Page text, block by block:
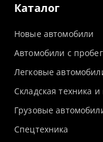
Каталог
Новые автомобили
Автомобили с
Легковые
Складская техника и
Грузовые
Спецтехника